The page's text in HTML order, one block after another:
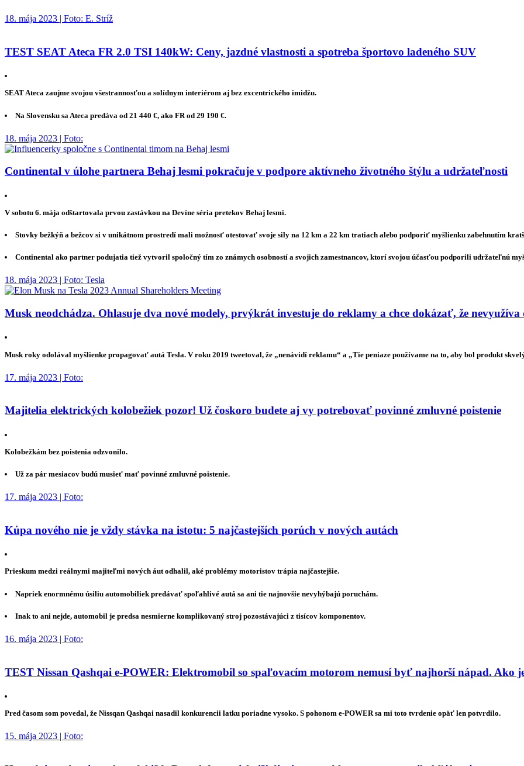
18. mája 2023 | Foto: E. Stríž
TEST SEAT Ateca FR 2.0 TSI 140kW: Ceny, jazdné vlastnosti a spotreba športovo ladeného SUV
SEAT Ateca zaujme svojou všestrannosťou a solídnym interiérom aj bez excentrického imidžu.
Na Slovensku sa Ateca predáva od 21 440 €, ako FR od 29 190 €.
18. mája 2023 | Foto:
Continental v úlohe partnera Behaj lesmi pokračuje v podpore aktívneho životného štýlu a udržateľnosti
V sobotu 6. mája odštartovala prvou zastávkou na Devíne séria pretekov Behaj lesmi.
Stovky bežkýň a bežcov si v unikátnom prostredí mali možnosť otestovať svoje sily na 12 km a 22 km tratiach alebo podporiť myšlienku zabehnutím
Continental ako partner podujatia tiež vytvoril spoločný tím zo známych osobností a svojich zamestnancov, ktorí svojou účasťou podporili udržateľnú
18. mája 2023 | Foto: Tesla
Musk neodchádza. Ohlasuje dva nové modely, prvýkrát investuje do reklamy a chce dokázať, že nevyužíva
Musk roky odolával myšlienke propagovať autá Tesla. V roku 2019 tweetoval, že „nenávidí reklamu“ a „Tie peniaze používame na to, aby bol produkt
17. mája 2023 | Foto:
Majitelia elektrických kolobežiek pozor! Už čoskoro budete aj vy potrebovať povinné zmluvné poistenie
Kolobežkám bez poistenia odzvonilo.
Už za pár mesiacov budú musieť mať povinné zmluvné poistenie.
17. mája 2023 | Foto:
Kúpa nového nie je vždy stávka na istotu: 5 najčastejších porúch v nových autách
Prieskum medzi reálnymi majiteľmi nových áut odhalil, aké problémy motoristov trápia najčastejšie.
Napriek enormnému úsiliu automobiliek predávať spoľahlivé autá sa ani tie najnovšie nevyhýbajú poruchám.
Inak to ani nejde, automobil je predsa nesmierne komplikovaný stroj pozostávajúci z tisícov komponentov.
16. mája 2023 | Foto:
TEST Nissan Qashqai e-POWER: Elektromobil so spaľovacím motorom nemusí byť najhorší nápad. Ako
Pred časom som povedal, že Nissqan Qashqai nasadil konkurencii latku poriadne vysoko. S pohonom e-POWER sa mi toto tvrdenie opäť len potvrdilo.
15. mája 2023 | Foto: